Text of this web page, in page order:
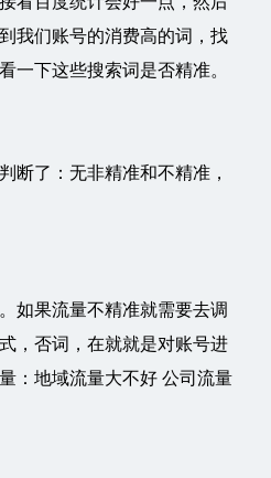
我们账号的消费高的词，找
一下这些搜索词是否精准。
断了：无非精准和不精准，
如果流量不精准就需要去调
，否词，在就就是对账号进
：地域流量大不好 公司流量